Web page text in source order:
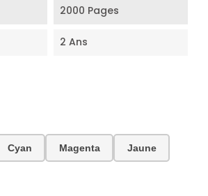
2000 Pages
2 Ans
Cyan Magenta Jaune